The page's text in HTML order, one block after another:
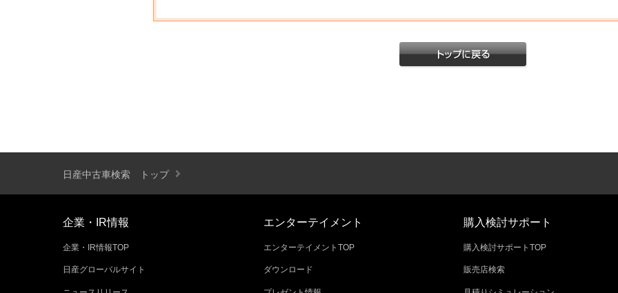
日産中古車検索 トップ
企業・IR情報
企業・IR情報TOP
日産グローバルサイト
エンターテイメント
エンターテイメントTOP
ダウンロード
購入検討サポート
購入検討サポートTOP
販売店検索